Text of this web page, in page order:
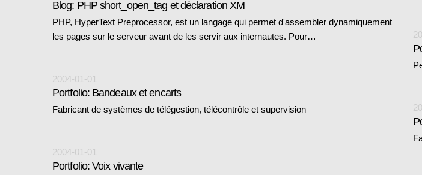
Blog: PHP short_open_tag et déclaration XM
PHP, HyperText Preprocessor, est un langage qui permet d'assembler dynamiquement
les pages sur le serveur avant de les servir aux internautes. Pour…
2004-01-01
Portfolio: Bandeaux et encarts
Fabricant de systèmes de télégestion, télécontrôle et supervision
2004-01-01
Portfolio: Voix vivante